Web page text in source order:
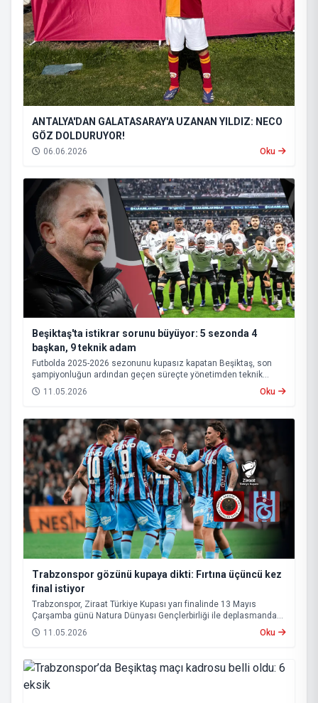
ANTALYA'DAN GALATASARAY'A UZANAN YILDIZ: NECO
GÖZ DOLDURUYOR!
06.06.2026 Oku
Beşiktaş'ta istikrar sorunu büyüyor: 5 sezonda 4
başkan, 9 teknik adam
Futbolda 2025-2026 sezonunu kupasız kapatan Beşiktaş, son
şampiyonluğun ardından geçen süreçte yönetimden teknik
heyete, oyuncu kadrosundan saha sonuçlarına kadar birçok
alanda istikrarsız bir görüntü sergiledi.
11.05.2026 Oku
Trabzonspor gözünü kupaya dikti: Fırtına üçüncü kez
final istiyor
Trabzonspor, Ziraat Türkiye Kupası yarı finalinde 13 Mayıs
Çarşamba günü Natura Dünyası Gençlerbirliği ile deplasmanda
karşı karşıya gelecek.
11.05.2026 Oku